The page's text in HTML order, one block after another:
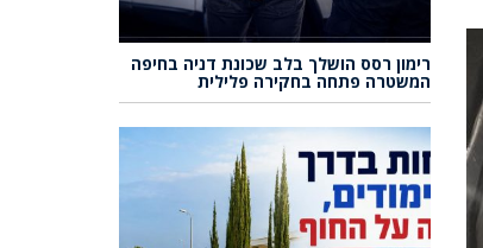
רימון רסס הושלך בלב שכונת דניה בחיפה
המשטרה פתחה בחקירה פלילית